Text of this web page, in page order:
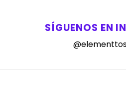
SÍGUENOS EN
@